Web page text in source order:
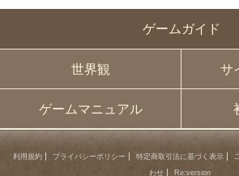
ゲームガイド
世界観 サ
ゲームマニュアル
利用規約 プライバシーポリシー 特定商取引法に基づく表示
わせ
Re:version